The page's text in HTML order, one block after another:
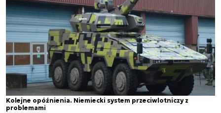
Kolejne opóźnienia. Niemiecki system przeciwlotniczy z
problemami